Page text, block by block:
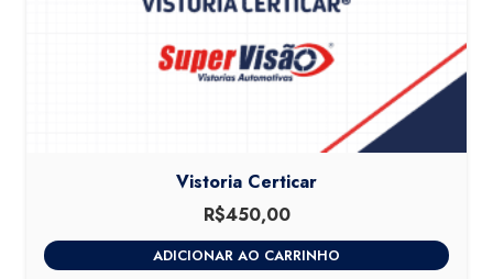
Vistoria Certicar
R$450,00
ADICIONAR AO CARRINHO